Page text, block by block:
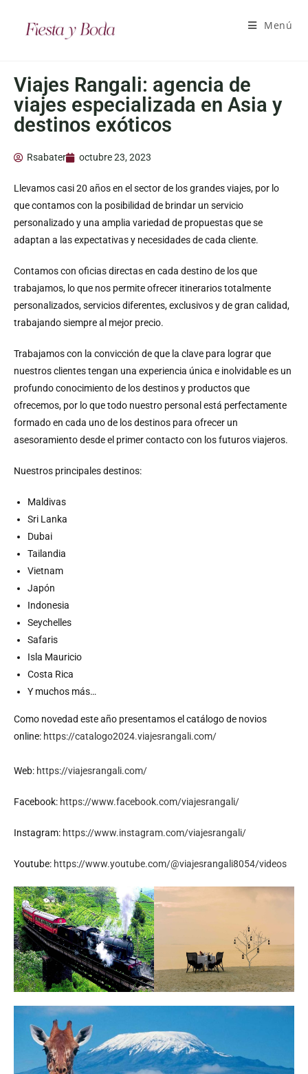
Menú
Viajes Rangali: agencia de
viajes especializada en Asia y
destinos exóticos
Rsabater octubre 23, 2023
Llevamos casi 20 años en el sector de los grandes viajes, por lo
que contamos con la posibilidad de brindar un servicio
personalizado y una amplia variedad de propuestas que se
adaptan a las expectativas y necesidades de cada cliente.
Contamos con oficias directas en cada destino de los que
trabajamos, lo que nos permite ofrecer itinerarios totalmente
personalizados, servicios diferentes, exclusivos y de gran calidad,
trabajando siempre al mejor precio.
Trabajamos con la convicción de que la clave para lograr que
nuestros clientes tengan una experiencia única e inolvidable es un
profundo conocimiento de los destinos y productos que
ofrecemos, por lo que todo nuestro personal está perfectamente
formado en cada uno de los destinos para ofrecer un
asesoramiento desde el primer contacto con los futuros viajeros.
Nuestros principales destinos:
Maldivas
Sri Lanka
Dubai
Tailandia
Vietnam
Japón
Indonesia
Seychelles
Safaris
Isla Mauricio
Costa Rica
Y muchos más…
Como novedad este año presentamos el catálogo de novios
online: https://catalogo2024.viajesrangali.com/
Web: https://viajesrangali.com/
Facebook: https://www.facebook.com/viajesrangali/
Instagram: https://www.instagram.com/viajesrangali/
Youtube: https://www.youtube.com/@viajesrangali8054/videos